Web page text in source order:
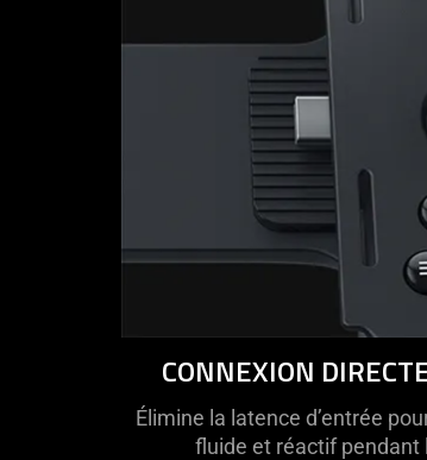
CONNEXION
Élimine la latence d’entrée
fluide et réactif pendant